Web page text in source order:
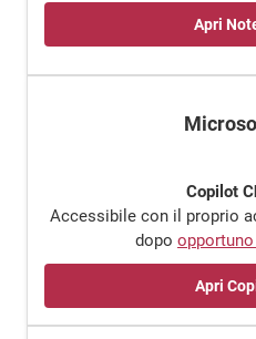
Apri
Copilot
Accessibile con il proprio
dopo
Apri